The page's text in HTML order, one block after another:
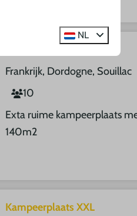
Frankrijk, Dordogne, Souillac
10
Exta ruime kampeerplaats
140m2
Kampeerplaats XXL
NL